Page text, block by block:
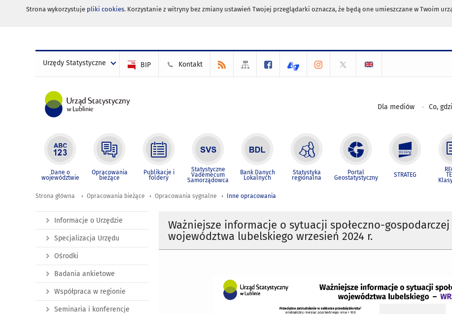
Strona wykorzystuje pliki cookies. Korzystanie z witryny bez zmiany ustawień Twojej przeglądarki oznacza, że będą one umieszczane w Twoim
Urzędy Statystyczne BIP Kontakt
Dla mediów Co,
Dane o
województwie
Opracowania
bieżące
Publikacje i
foldery
Statystyczne
Vademecum
Samorządowca
Bank Danych
Lokalnych
Statystyka
regionalna
Portal
Geostatystyczny STRATEG
Strona główna Opracowania bieżące Opracowania sygnalne Inne opracowania
Ważniejsze informacje o sytuacji społeczno-gospodarczej
województwa lubelskiego wrzesień 2024 r.
Informacje o Urzędzie
Specjalizacja Urzędu
Ośrodki
Badania ankietowe
Współpraca w regionie
Seminaria i konferencje